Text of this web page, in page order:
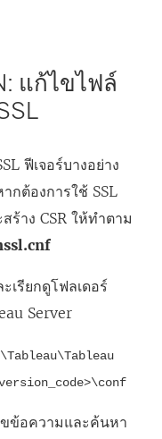
ต่
ห
แก้ไขไฟล์
ฟีเจอร์บางอย่าง
กต้องการใช้ SSL
าง CSR ให้ทำตาม
เรียกดูโฟลเดอร์
Server
ข้อความและค้นหา